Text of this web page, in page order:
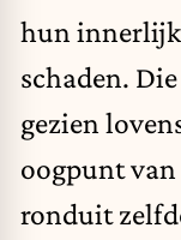
hun
schaden.
gezien
oogpunt
ronduit